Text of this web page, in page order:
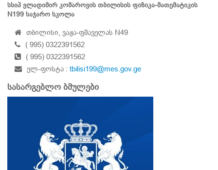
სსიპ ვლადიმირ კომაროვის თბილისის ფიზიკა-მათემატიკის
N199 საჯარო სკოლა
თბილისი, ვაჟა-ფშაველას N49
( 995) 0322391562
( 995) 0322391562
ელ-ფოსტა : tbilisi199@mes.gov.ge
სასარგებლო ბმულები